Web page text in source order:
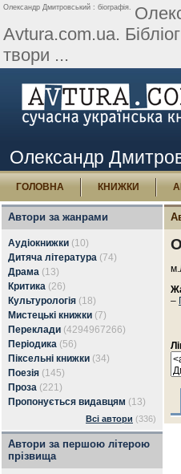
Олександр Дмитровський : біографія.
Avtura.com.ua.
твори ...
Олександр
ГОЛОВНА КНИЖКИ
Автори за жанрами
Аудіокнижки (10)
Дитяча література (74)
Драма (13)
Критика (26)
Культурологія (18)
Мистецькі книжки (7)
Переклади (4294967266)
Періодика (56)
Піксельні книжки (34)
Поезія (145)
Проза (221)
Пропонується видавцям (13)
Всі автори (336)
Автори за першою літерою
прізвища
–